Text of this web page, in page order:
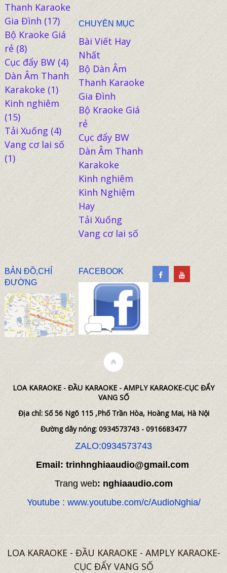
Thanh Karaoke
Gia Đình (17)
Bộ Kraoke Giá
rẻ(8)
Cục đẩy BW(4)
Dàn Âm Thanh
Karakoke (1)
Kinh nghiêm
(15)
Tải Xuống (4)
Vang cơ lai số
(1)
CHUYÊN MỤC
Bài Viết Hay
Nhất
Bộ Dàn Âm
Thanh Karaoke
Gia Đình
Bộ Kraoke Giá
rẻ
Cục đẩy BW
Dàn Âm Thanh
Karakoke
Kinh nghiêm
Kinh Nghiệm
Hay
Tải Xuống
Vang cơ lai số
BẢN ĐỒ,CHỈ
ĐƯỜNG
FACEBOOK
LOA KARAOKE - ĐẦU KARAOKE - AMPLY KARAOKE-CỤC ĐẨY
VANG SỐ
Địa chỉ: Số 56 Ngõ 115 ,Phố Trần Hòa, Hoàng Mai, Hà Nội
Đường dây nóng: 0934573743 - 0916683477
ZALO:0934573743
Email: trinhnghiaaudio@gmail.com
Trang web: nghiaaudio.com
Youtube : www.youtube.com/c/AudioNghia/
LOA KARAOKE - ĐẦU KARAOKE - AMPLY KARAOKE-
CỤC ĐẨY VANG SỐ